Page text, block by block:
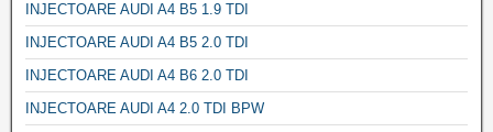
INJECTOARE AUDI A4 B5 1.9 TDI
INJECTOARE AUDI A4 B5 2.0 TDI
INJECTOARE AUDI A4 B6 2.0 TDI
INJECTOARE AUDI A4 2.0 TDI BPW